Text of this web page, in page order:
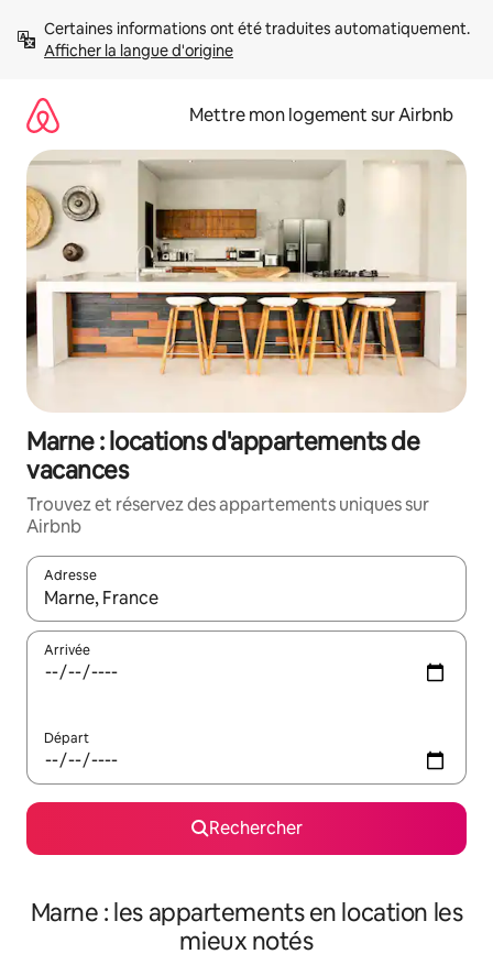
directement
Afficher la langue d'origine
Mettre mon logement sur Airbnb
Marne : locations d'appartements de
vacances
Trouvez et réservez des appartements uniques sur
Airbnb
Adresse
Lorsque les résultats s'affichent, utilisez les flèches vers le
Arrivée
Départ
Rechercher
Marne : les appartements en location les
mieux notés